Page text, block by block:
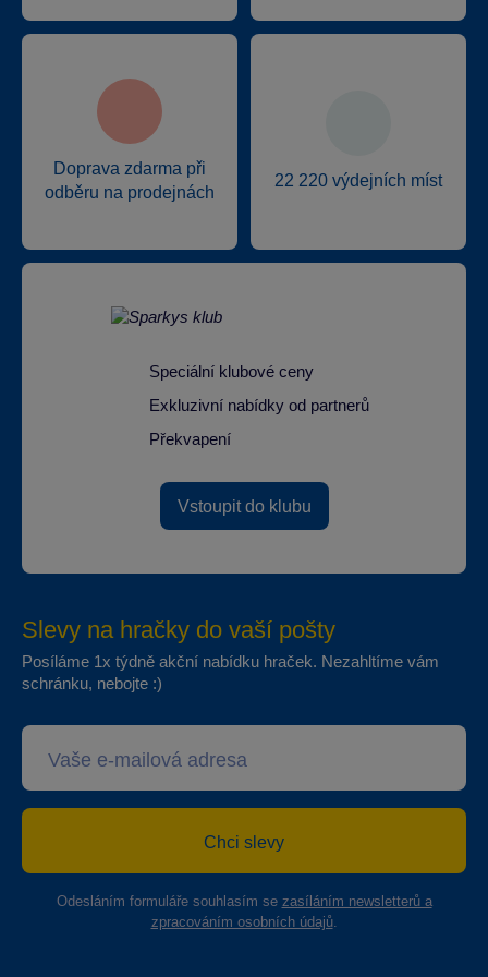
Doprava zdarma při
odběru na prodejnách
22 220 výdejních míst
Speciální klubové ceny
Exkluzivní nabídky od partnerů
Překvapení
Vstoupit do klubu
Slevy na hračky do vaší pošty
Posíláme 1x týdně akční nabídku hraček. Nezahltíme vám
schránku, nebojte :)
Chci slevy
Odesláním formuláře souhlasím se zasíláním newsletterů a
zpracováním osobních údajů.